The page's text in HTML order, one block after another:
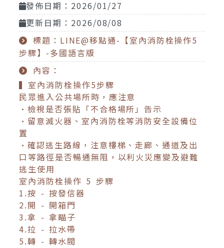
發佈日期：2026/01/27
更新日期：2026/08/08
標題：LINE@移點通-【室內消防栓操作5
步驟】-多國語言版
內容：
▍室內消防栓操作5步驟
民眾進入公共場所時，應注意
•檢視是否張貼「不合格場所」告示
•留意滅火器、室內消防栓等消防安全設備位
置
•確認逃生路線，注意樓梯、走廊、通道及出
口等路徑是否暢通無阻，以利火災應變及避難
逃生使用
室內消防栓操作 5 步驟
1.按 - 按發信器
2.開 - 開箱門
3.拿 - 拿瞄子
4.拉 - 拉水帶
5.轉 - 轉水閥